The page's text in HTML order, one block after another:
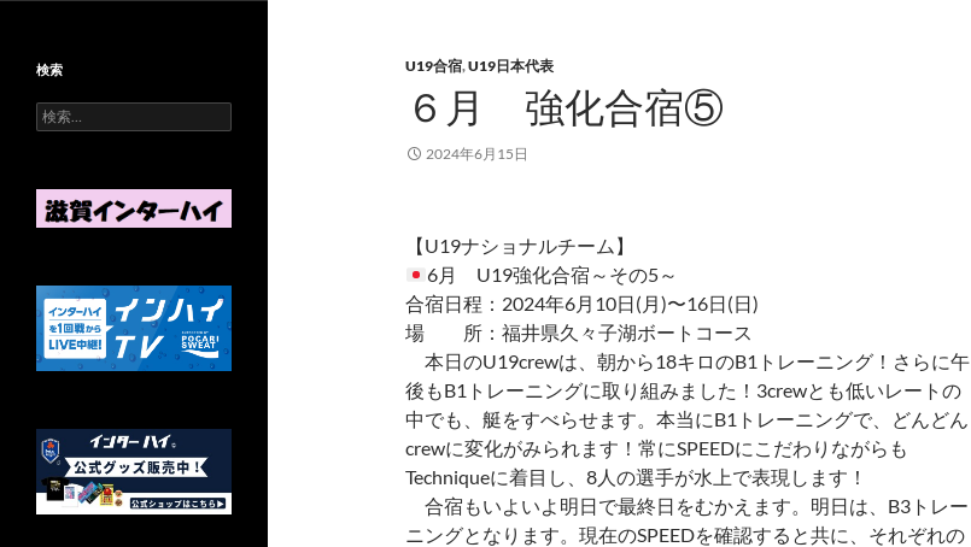
U19合宿,U19日本代表
６月 強化合宿⑤
2024年6月15日
【U19ナショナルチーム】
6月 U19強化合宿～その5～
合宿日程：2024年6月10日(月)〜16日(日)
場 所：福井県久々子湖ボートコース
本日のU19crewは、朝から18キロのB1トレーニング！さらに午
後もB1トレーニングに取り組みました！3crewとも低いレートの
中でも、艇をすべらせます。本当にB1トレーニングで、どんどん
crewに変化がみられます！常にSPEEDにこだわりながらも
Techniqueに着目し、8人の選手が水上で表現します！
合宿もいよいよ明日で最終日をむかえます。明日は、B3トレー
ニングとなります。現在のSPEEDを確認すると共に、それぞれの
検索
検
索